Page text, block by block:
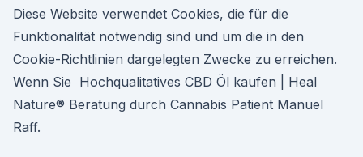
Diese Website verwendet Cookies, die für die
Funktionalität notwendig sind und um die in den
Cookie-Richtlinien dargelegten Zwecke zu erreichen.
Wenn Sie Hochqualitatives CBD Öl kaufen | Heal
Nature® Beratung durch Cannabis Patient Manuel
Raff.